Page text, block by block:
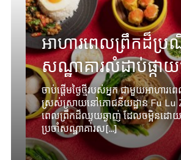
អាហារពេលព្រឹកដ៏ប្
សណ្ឋាគារលំដាប់ផ្កាយ
ចាប់ផ្ដើមថ្ងៃថ្មីរបស់អ្នក ជាមួយអាហារ
ស្រស់ស្រាយនៅភោជនីយដ្ឋាន Fu Lu
ពេលព្រឹកដ៏ឈ្ងុយឆ្ងាញ់ ដែលចម្អិនដោ
ប្រចាំសណ្ឋាគារស[...]